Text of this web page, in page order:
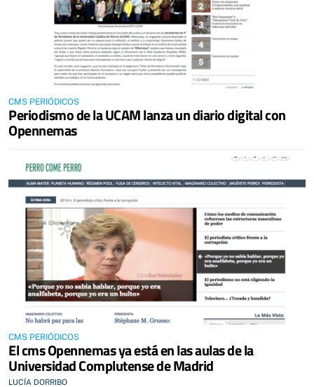
CMS PERIÓDICOS
Periodismo de la UCAM lanza un diario digital con
Opennemas
CMS PERIÓDICOS
El cms Opennemas ya está en las aulas de la
Universidad Complutense de Madrid
LUCÍA DORRIBO